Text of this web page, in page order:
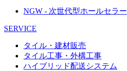
NGW - 次世代型ホールセラー
SERVICE
タイル・建材販売
タイル工事・外構工事
ハイブリッド配送システム